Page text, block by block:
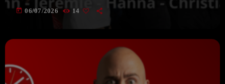
today 06/07/2026 14